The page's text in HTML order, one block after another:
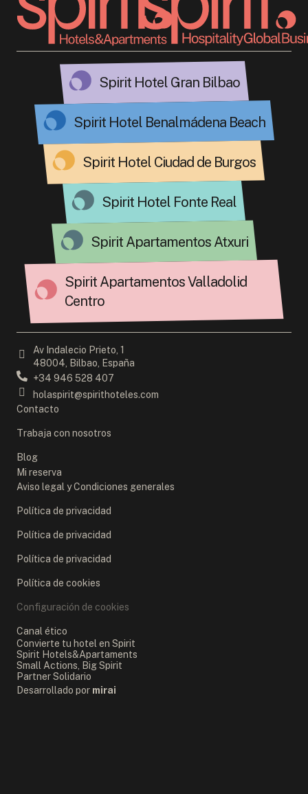
Spirit Hotel Gran Bilbao
Spirit Hotel Benalmádena Beach
Spirit Hotel Ciudad de Burgos
Spirit Hotel Fonte Real
Spirit Apartamentos Atxuri
Spirit Apartamentos Valladolid
Centro
Av Indalecio Prieto, 1
48004, Bilbao, España
+34 946 528 407
holaspirit@spirithoteles.com
Contacto
Trabaja con nosotros
Blog
Mi reserva
Aviso legal y Condiciones generales
Política de privacidad
Política de privacidad
Política de privacidad
Política de cookies
Configuración de cookies
Canal ético
Convierte tu hotel en Spirit
Spirit Hotels&Apartaments
Small Actions, Big Spirit
Partner Solidario
Desarrollado por mirai